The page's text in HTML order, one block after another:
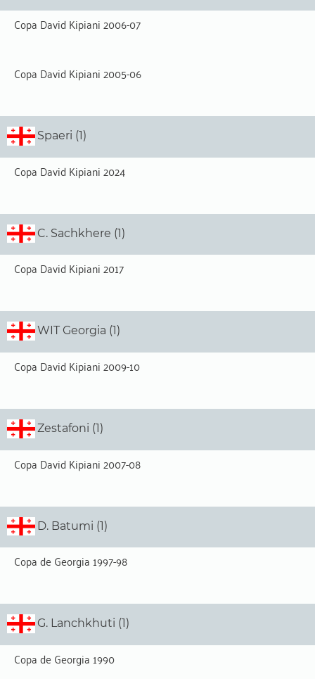
Copa David Kipiani 2006-07
Copa David Kipiani 2005-06
Spaeri (1)
Copa David Kipiani 2024
C. Sachkhere (1)
Copa David Kipiani 2017
WIT Georgia (1)
Copa David Kipiani 2009-10
Zestafoni (1)
Copa David Kipiani 2007-08
D. Batumi (1)
Copa de Georgia 1997-98
G. Lanchkhuti (1)
Copa de Georgia 1990